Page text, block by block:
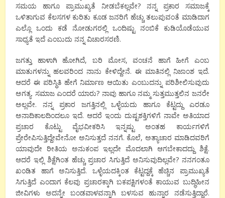
ಸಮಯ ಹಾಗೂ ಪ್ರಾಮುಖ್ಯತೆ ನೀಡಬೆಕಲ್ಲವೇ? ನನ್ನ ಪ್ರಕಾರ ಸಮಾಜಕ್ಕೆ
ಒಳಿತಾಗುವ ಕೆಲಸಗಳ ಕುರಿತು ಕೂಡ ಜನರಿಗೆ ಹೆಚ್ಚು ತಲುಪುವಂತೆ ಮಾಡಿದಾಗ
ಎಲ್ಲೊ ಒಂದು ಕಡೆ ನೋಡುಗರಲ್ಲಿ ಒಂದಿಷ್ಟು ನಂಬಿಕೆ ಕುಡಿಯೊಡೆಯುವ
ಸಾಧ್ಯತೆ ಇದೆ ಎಂಬುದು ನನ್ನ ವಿಚಾರಸರಣಿ.
ಜಗತ್ತು ಹಾಳಾಗಿ ಹೋಗಿದೆ, ಬರಿ ಮೋಸ, ವಂಚನೆ ಹಾಗೆ ಹೀಗೆ ಎಂಬ
ಮಾತುಗಳನ್ನು ಹಲವರಿಂದ ನಾನು ಕೇಳಿದ್ದೇನೆ. ಈ ಮಾತಿನಲ್ಲಿ ನಿಜಾಂಶ ಇದೆ.
ಆದರೆ ಈ ಪರಿಸ್ಥಿತಿ ಹೇಗೆ ನಿರ್ಮಾಣ ಆಯಿತು ಎಂಬುದನ್ನು ಪರಿಶೀಲಿಸುವುದು
ಅಗತ್ಯ. ಸಮಾಜ ಎಂದರೆ ಯಾರು? ನಾವು ಹಾಗೂ ನಮ್ಮ ಸುತ್ತಮುತ್ತಲಿನ ಜನರೇ
ಅಲ್ಲವೇ. ನನ್ನ ಪ್ರಕಾರ ಜಗತ್ತಿನಲ್ಲಿ ಒಳ್ಳೆಯದು ಹಾಗೂ ಕೆಟ್ಟದ್ದು ಎರಡೂ
ಅನಾದಿಕಾಲದಿಂದಲೂ ಇದೆ. ಆದರೆ ಇಂದು ದುಷ್ಟಶಕ್ತಿಗಳಿಗೆ ನಾವೇ ಅತಿಯಾದ
ಪ್ರಚಾರ ಕೊಟ್ಟು ವೈಭವೀಕರಿಸಿ ಇನ್ನಷ್ಟು ಅಂತಹ ಕಾರ್ಯಗಳಿಗೆ
ಪ್ರೇರೇಪಿಸುತ್ತಿದ್ದೇವೇನೋ ಅನಿಸುತ್ತದೆ ನನಗೆ. ಕೊಲೆ, ಅತ್ಯಾಚಾರ ಮಾಡಿದವರಿಗೆ
ಯಾವುದೇ ರೀತಿಯ ಅನುಕಂಪ ಇಲ್ಲದೇ ಮೊದಲಾಗಿ ಆಗಬೇಕಾದದ್ದು ಶಿಕ್ಷೆ.
ಆದರೆ ಇಲ್ಲಿ ಶಿಕ್ಷೆಗಿಂತ ಹೆಚ್ಚು ಪ್ರಚಾರ ಸಿಗುತ್ತಿದೆ ಅನಿಸುವುದಿಲ್ಲವೇ? ನನಗಂತೂ
ಖಂಡಿತ ಹಾಗೆ ಅನಿಸುತ್ತಿದೆ. ಒಳ್ಳೆಯದಕ್ಕಿಂತ ಕೆಟ್ಟದ್ದಕ್ಕೆ ಹೆಚ್ಚಿನ ಪ್ರಾಮುಖ್ಯತೆ
ಸಿಗುತ್ತಿದೆ ಎಂದಾಗ ಕೆಲವು ಪ್ರಚಾರಕ್ಕಾಗಿ ಬಕಪಕ್ಷಿಗಳಂತೆ ಕಾಯುವ ಬುದ್ಧಿಹೀನ
ಜೀವಿಗಳು ಅದನ್ನೇ ಬಂಡವಾಳವನ್ನಾಗಿ ಬಳಸುವ ಹುನ್ನಾರ ನಡೆಸುತ್ತಿದ್ದಾರೆ.